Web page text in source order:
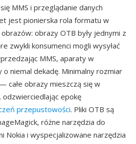
MMS i przeglądanie danych
jest pionierska rola formatu w
obrazy OTB były jednymi z
zwykli konsumenci mogli wysyłać
MMS, aparaty w
niemal dekadę. Minimalny rozmiar
całe obrazy mieszczą się w
odzwierciedlając epokę
przepustowości. Pliki OTB są
różne narzędzia do
Nokia i wyspecjalizowane narzędzia